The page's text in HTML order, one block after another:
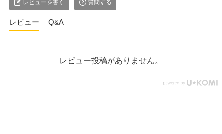
レビューを書く 質問する
レビュー Q&A
レビュー投稿がありません。